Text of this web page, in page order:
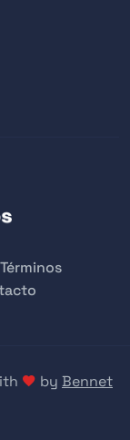
Términos
by Bennet